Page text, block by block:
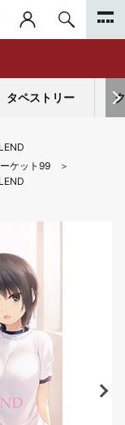
タペストリー
ケット99